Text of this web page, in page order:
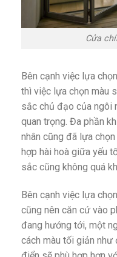
Cửa
Bên cạnh việc lựa
thì việc lựa chọn màu
sắc chủ đạo của ngôi
quan trọng. Đa phần
nhân cũng đã lựa
hợp hài hoà giữa yếu
sắc cũng không quá
Bên cạnh việc lựa
cũng nên căn cứ vào
đang hướng tới, một
cách màu tối giản như